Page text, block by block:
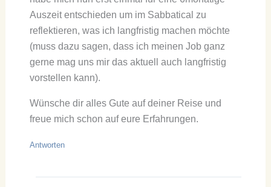
Auszeit entschieden um im Sabbatical zu
reflektieren, was ich langfristig machen möchte
(muss dazu sagen, dass ich meinen Job ganz
gerne mag uns mir das aktuell auch langfristig
vorstellen kann).
Wünsche dir alles Gute auf deiner Reise und
freue mich schon auf eure Erfahrungen.
Antworten